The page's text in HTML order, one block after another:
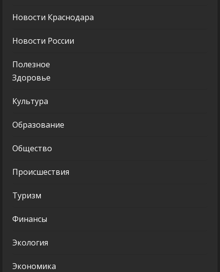
Новости Краснодара
Новости России
Полезное
Здоровье
Культура
Образование
Общество
Происшествия
Туризм
Финансы
Экология
Экономика